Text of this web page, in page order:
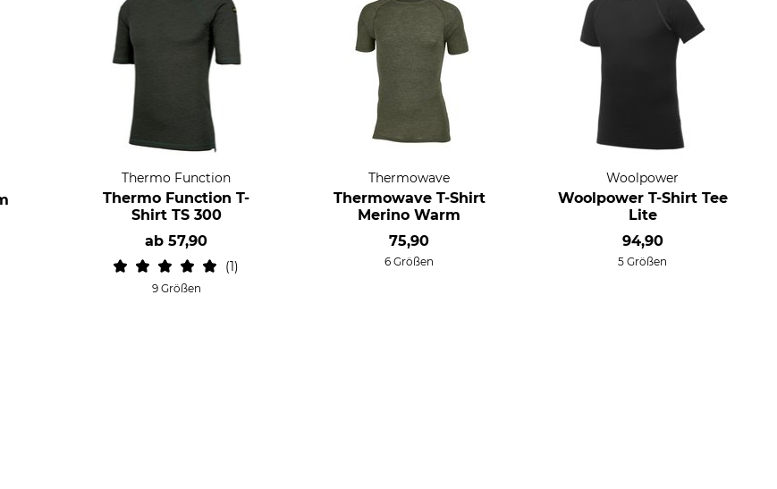
Thermo Function
Thermo Function T-
Shirt TS 300
ab 57,90
1
9 Größen
Thermowave
Thermowave T-Shirt
Merino Warm
75,90
6 Größen
Woolpower
Woolpower T-Shirt Tee
Lite
94,90
5 Größen